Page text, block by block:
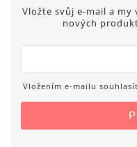
Vložte svůj e-mail a my
nových
Vložením e-mailu